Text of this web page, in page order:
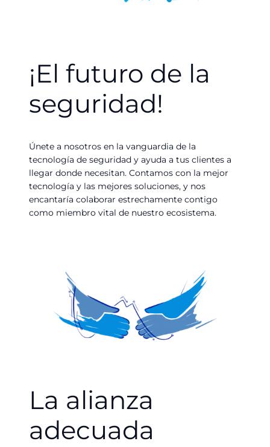
¡El futuro de la
seguridad!
Únete a nosotros en la vanguardia de la
tecnología de seguridad y ayuda a tus clientes a
llegar donde necesitan. Contamos con la mejor
tecnología y las mejores soluciones, y nos
encantaría colaborar estrechamente contigo
como miembro vital de nuestro ecosistema.
La alianza
adecuada